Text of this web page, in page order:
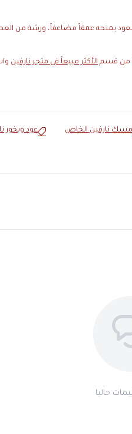
العود يمنحه عمقاً مضاعفاً، ورشة من
من قسم الأكثر مبيعاً في متجر نارفين
مسك نارفين الخاص عود وبخور
حاليا